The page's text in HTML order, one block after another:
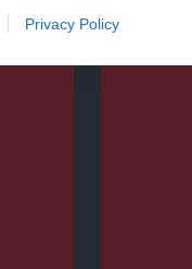
Privacy Policy